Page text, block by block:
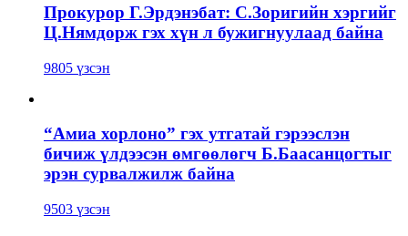
Прокурор Г.Эрдэнэбат: С.Зоригийн хэргийг
Ц.Нямдорж гэх хүн л бужигнуулаад байна
9805 үзсэн
“Амиа хорлоно” гэх утгатай гэрээслэн
бичиж үлдээсэн өмгөөлөгч Б.Баасанцогтыг
эрэн сурвалжилж байна
9503 үзсэн